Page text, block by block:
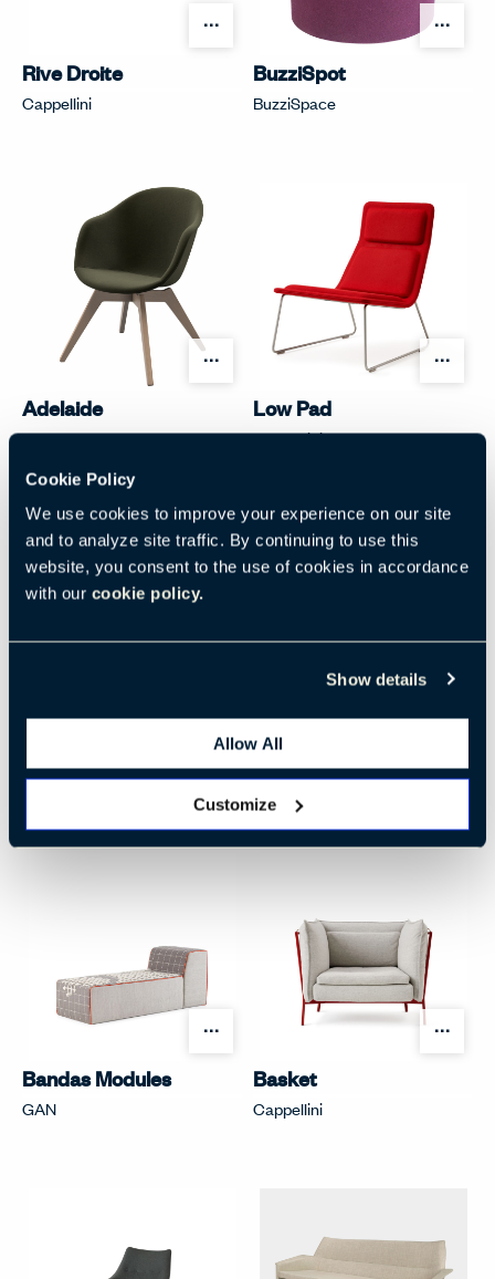
Cookie Policy
We use cookies to improve your experience on our site
and to analyze site traffic. By continuing to use this
website, you consent to the use of cookies in accordance
with our cookie policy.
Show details
Allow All
Customize
Rive Droite
Cappellini
オプションを開く
BuzziSpot
BuzziSpace
Adelaide
BoConcept
オプションを開く
Low Pad
Cappellini
Cappellini
Osaka
BoConcept
Bandas Modules
GAN
オプションを開く
Basket
Cappellini